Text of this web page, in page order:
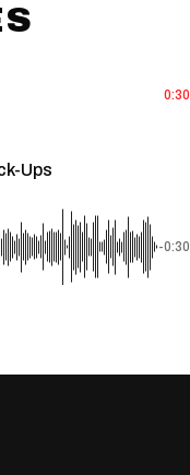
0:30
Ups
-0:30